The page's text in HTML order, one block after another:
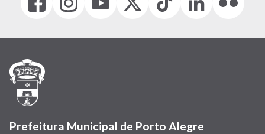
(link
em
janela)
(link
em
(link
em
(Antigo
(link
(link
em
(link
em
(link
em
Prefeitura Municipal de Porto Alegre